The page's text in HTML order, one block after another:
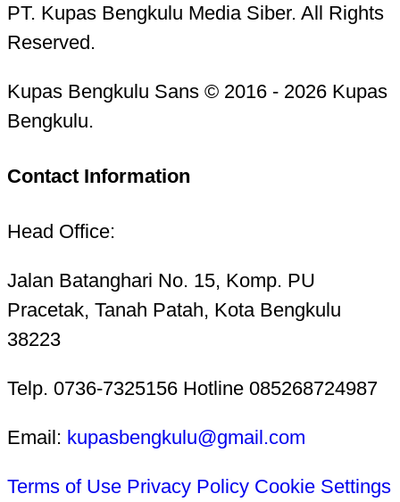
PT. Kupas Bengkulu Media Siber. All Rights
Reserved.
Kupas Bengkulu Sans © 2016 - 2026 Kupas
Bengkulu.
Contact Information
Head Office:
Jalan Batanghari No. 15, Komp. PU
Pracetak, Tanah Patah, Kota Bengkulu
38223
Telp. 0736-7325156 Hotline 085268724987
Email: kupasbengkulu@gmail.com
Terms of Use Privacy Policy Cookie Settings